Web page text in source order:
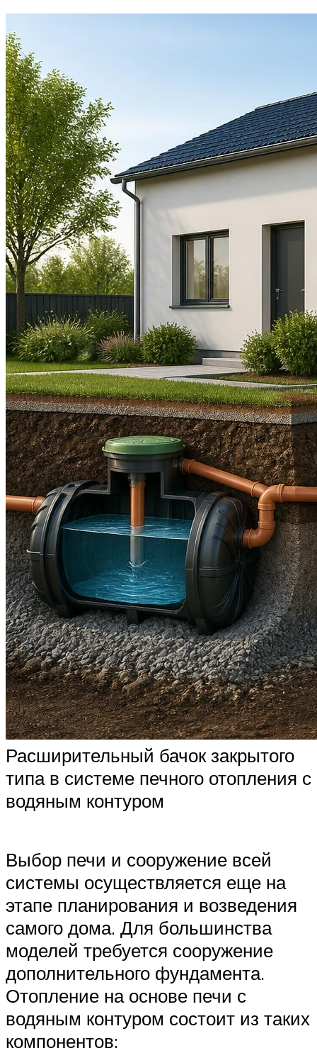
Расширительный бачок закрытого
типа в системе печного отопления с
водяным контуром
Выбор печи и сооружение всей
системы осуществляется еще на
этапе планирования и возведения
самого дома. Для большинства
моделей требуется сооружение
дополнительного фундамента.
Отопление на основе печи с
водяным контуром состоит из таких
компонентов: